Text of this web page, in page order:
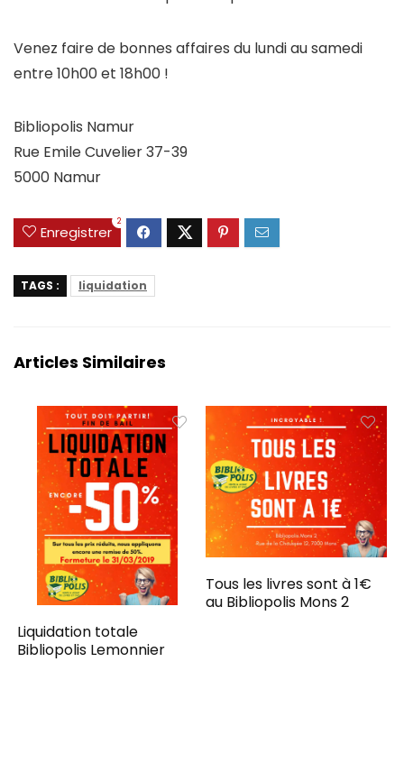
Venez faire de bonnes affaires du lundi au samedi
entre 10h00 et 18h00 !
Bibliopolis Namur
Rue Emile Cuvelier 37-39
5000 Namur
Enregistrer
2
TAGS : liquidation
Articles Similaires
Liquidation totale
Bibliopolis Lemonnier
Tous les livres sont à 1€
au Bibliopolis Mons 2